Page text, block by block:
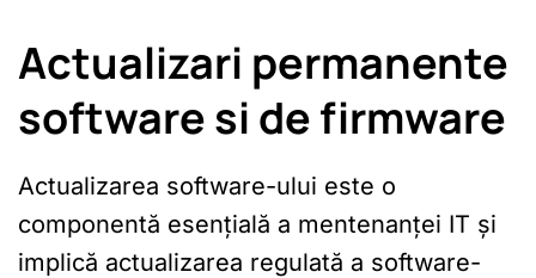
Actualizari permanente
software si de firmware
Actualizarea software-ului este o
componentă esențială a mentenanței IT și
implică actualizarea regulată a software-